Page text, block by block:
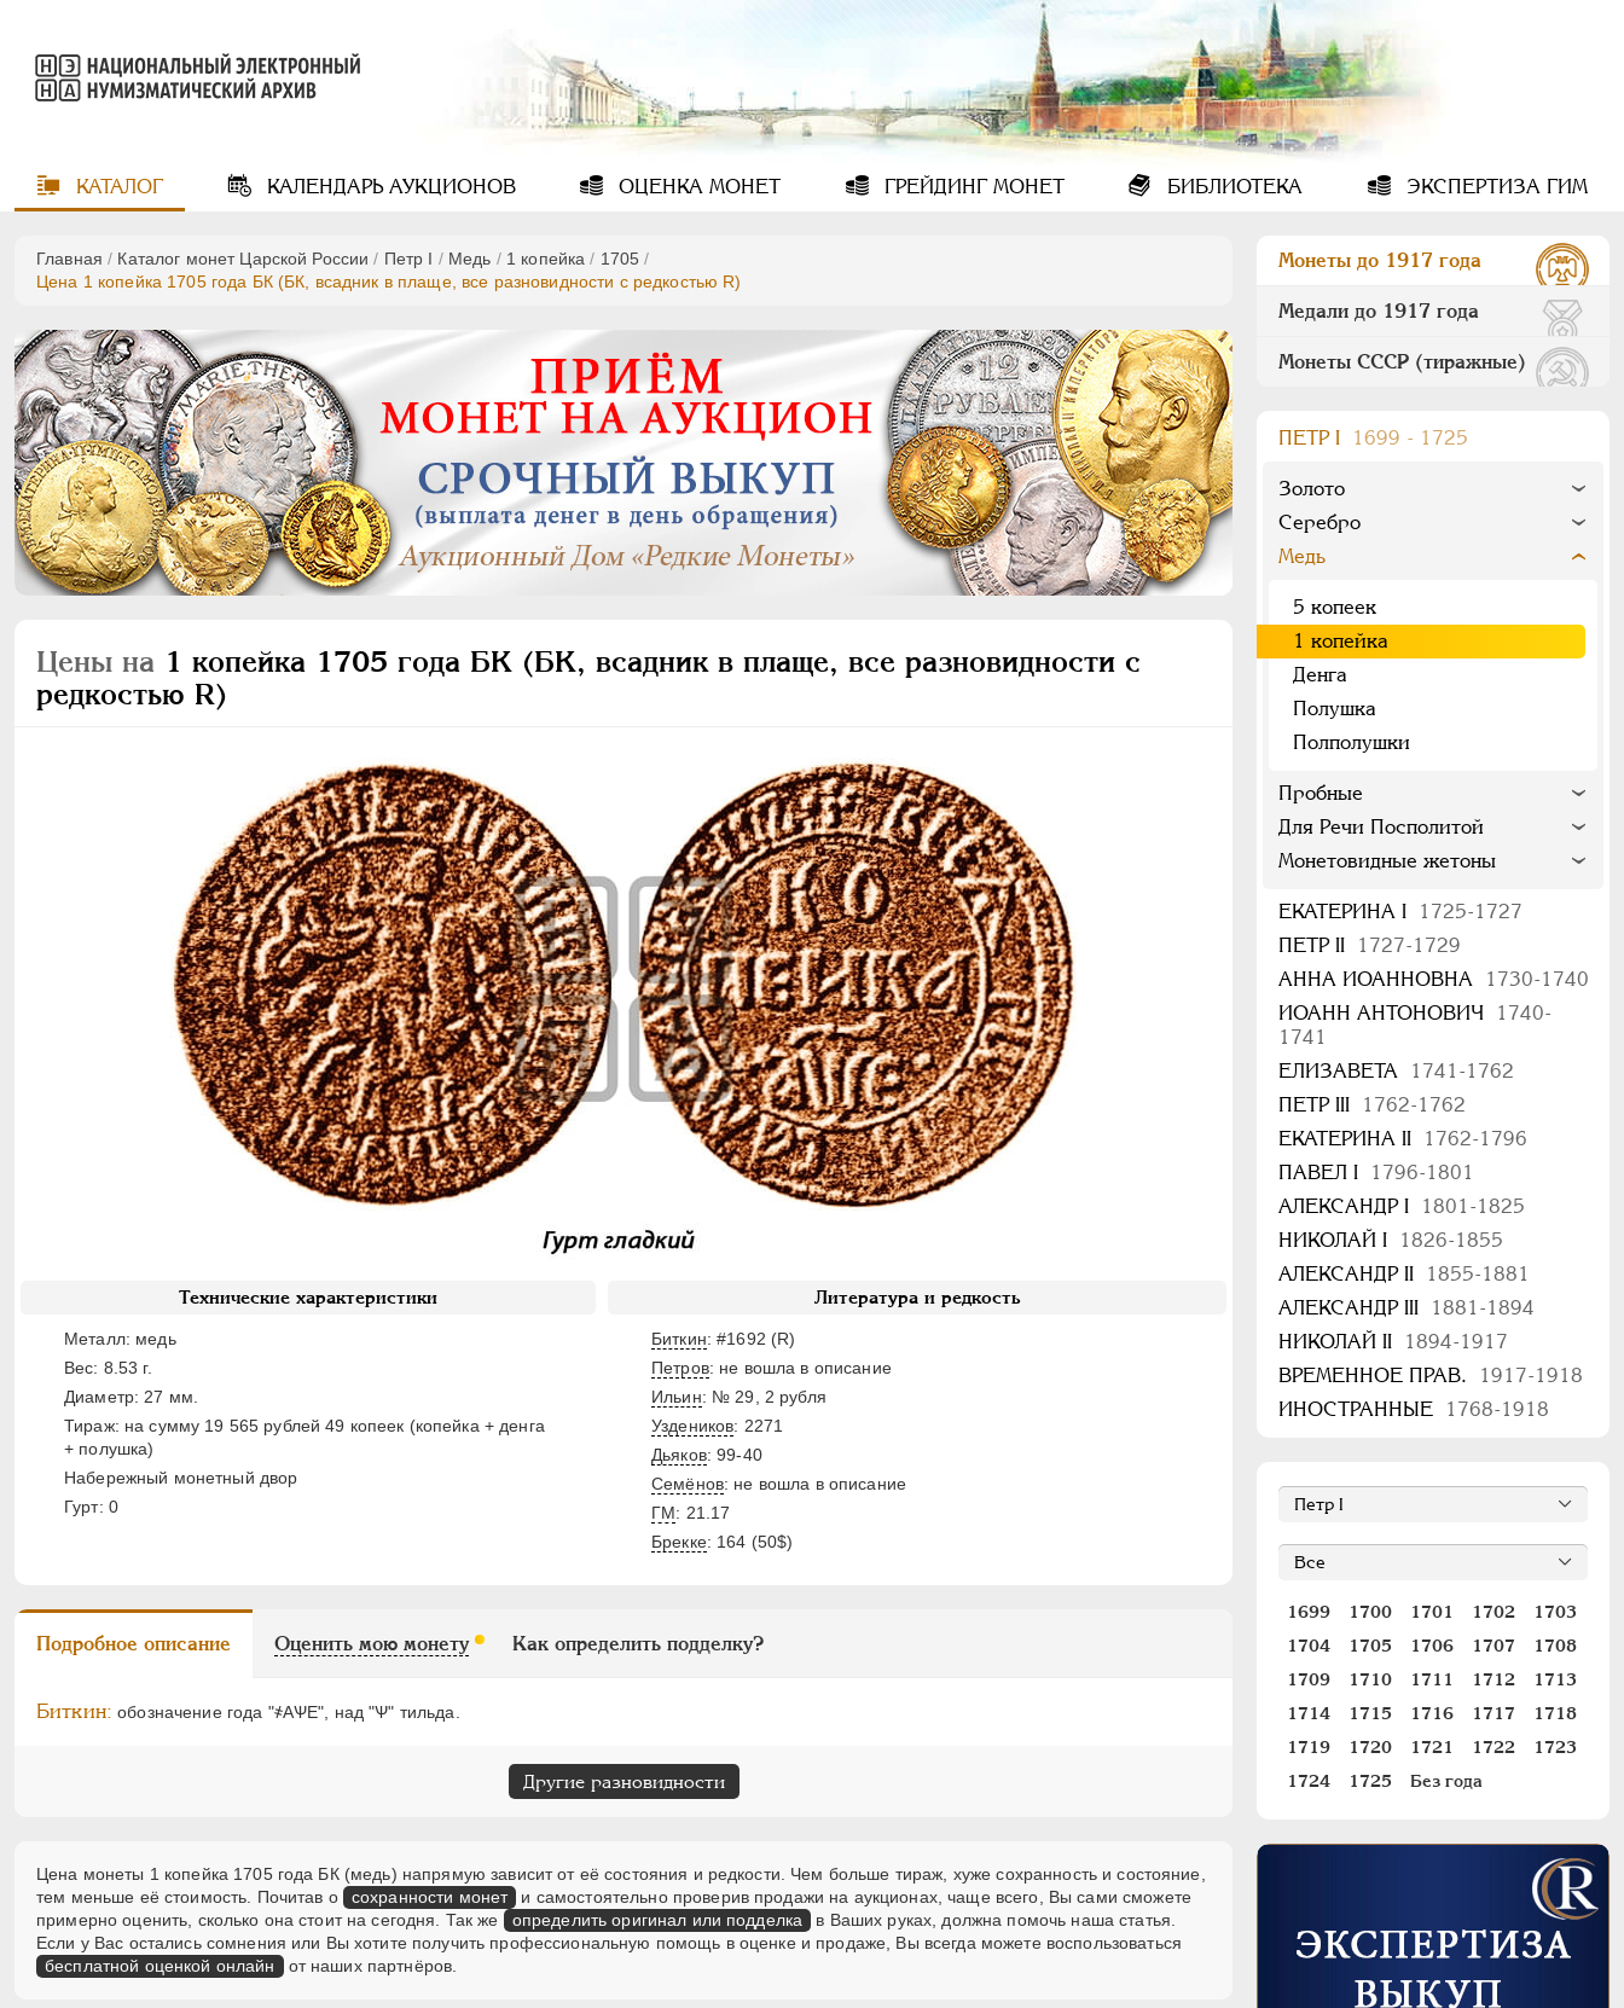
КАТАЛОГ КАЛЕНДАРЬАУКЦИОНОВ ОЦЕНКА МОНЕТ ГРЕЙДИНГМОНЕТ БИБЛИОТЕКА ЭКСПЕРТИЗА ГИМ
Главная / Каталог монет Царской России / Пeтр I / Медь / 1 копейка / 1705 /
Цена 1 копейка 1705 года БК (БК, всадник в плаще, все разновидности с редкостью R)
Цены на 1 копейка 1705 года БК (БК, всадник в плаще, все разновидности с
редкостью R)
Технические характеристики
Металл: медь
Вес: 8.53 г.
Диаметр: 27 мм.
Тираж: на сумму 19 565 рублей 49 копеек (копейка + денга
+ полушка)
Набережный монетный двор
Гурт: 0
Литература и редкость
Биткин: #1692 (R)
Петров: не вошла в описание
Ильин: № 29, 2 рубля
Уздеников: 2271
Дьяков: 99-40
Семёнов: не вошла в описание
ГМ: 21.17
Брекке: 164 (50$)
Подробное описание Оценить мою монету Как определить подделку?
Биткин: обозначение года "҂АѰЕ", над "Ѱ" тильда.
Другие разновидности
Цена монеты 1 копейка 1705 года БК (медь) напрямую зависит от её состояния и редкости. Чем больше тираж, хуже сохранность и состояние,
тем меньше её стоимость. Почитав о
сохранности монет
и самостоятельно проверив продажи на аукционах, чаще всего, Вы сами сможете
примерно оценить, сколько она стоит на сегодня. Так же
определить оригинал или подделка
в Ваших руках, должна помочь наша статья.
Если у Вас остались сомнения или Вы хотите получить профессиональную помощь в оценке и продаже, Вы всегда можете воспользоваться
бесплатной оценкой онлайн от наших партнёров.
Монеты до 1917 года
Медали до 1917 года
Монеты СССР (тиражные)
ПEТР I 1699 - 1725
Золото
Серебро
Медь
5 копеек
1 копейка
Денга
Полушка
Полполушки
Пробные
Для Речи Посполитой
Монетовидные жетоны
ЕКАТЕРИНА I
1725-1727
ПЕТР II
1727-1729
АННА ИОАННОВНА
1730-1740
ИОАНН АНТОНОВИЧ
1740-
1741
ЕЛИЗАВЕТА
1741-1762
ПЕТР III
1762-1762
ЕКАТЕРИНА II
1762-1796
ПАВЕЛ I
1796-1801
АЛЕКСАНДР I
1801-1825
НИКОЛАЙ I
1826-1855
АЛЕКСАНДР II
1855-1881
АЛЕКСАНДР III
1881-1894
НИКОЛАЙ II
1894-1917
ВРЕМЕННОЕ ПРАВ.
1917-1918
ИНОСТРАННЫЕ
1768-1918
1699 1700 1701 1702
1703
1704
1705 1706 1707
1708
1709
1710 1711 1712
1713
1714
1715 1716 1717
1718
1719
1720 1721 1722
1723
1724
1725 Без года